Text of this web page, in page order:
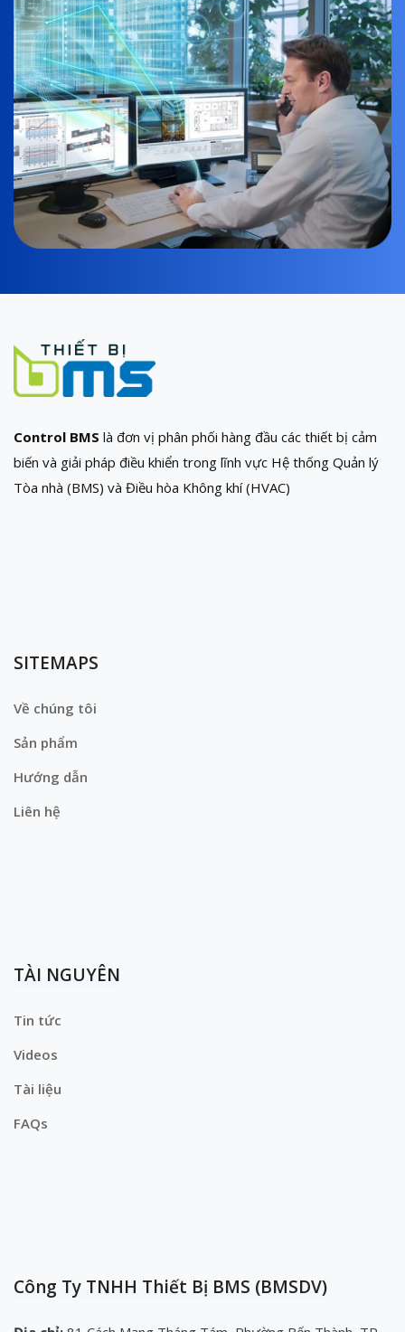
Control BMS là đơn vị phân phối hàng đầu các thiết bị cảm
biến và giải pháp điều khiển trong lĩnh vực Hệ thống Quản lý
Tòa nhà (BMS) và Điều hòa Không khí (HVAC)
SITEMAPS
Về chúng tôi
Sản phẩm
Hướng dẫn
Liên hệ
TÀI NGUYÊN
Tin tức
Videos
Tài liệu
FAQs
Công Ty TNHH Thiết Bị BMS (BMSDV)